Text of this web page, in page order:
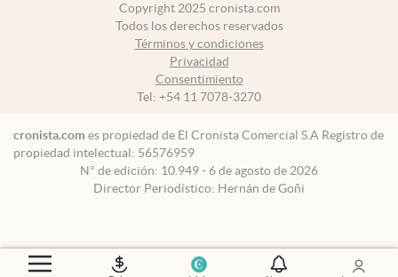
Copyright 2025 cronista.com
Todos los derechos reservados
Términos y condiciones
Privacidad
Consentimiento
Tel: +54 11 7078-3270
cronista.com es propiedad de El Cronista Comercial S.A Registro de
propiedad intelectual: 56576959
N° de edición: 10.949 - 6 de agosto de 2026
Director Periodístico: Hernán de Goñi